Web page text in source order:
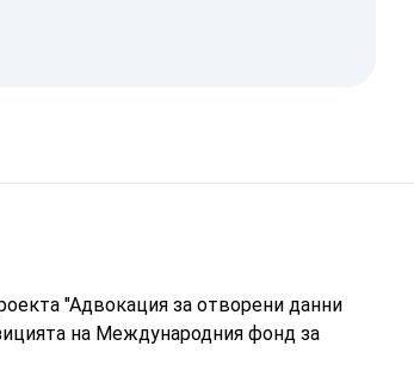
"Адвокация за отворени данни
на Международния фонд за